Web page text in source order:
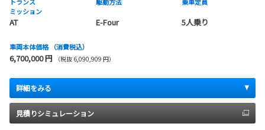
ミッション
AT E-Four 5人乗り
車両本体価格 （消費税込）
6,700,000 円 （税抜 6,090,909 円）
詳細をみる
見積りシミュレーション